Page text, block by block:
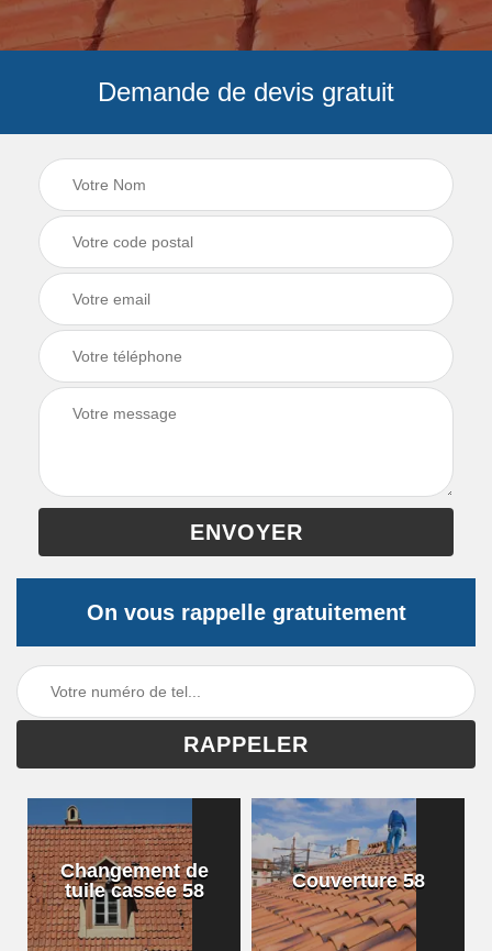
Demande de devis gratuit
On vous rappelle gratuitement
Changement de
tuile cassée 58
Couverture 58